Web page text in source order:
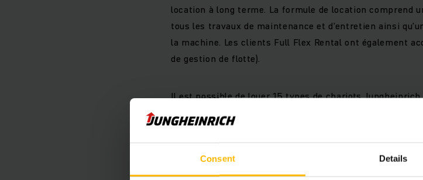
Consent Details
location à long terme. La formule de location comprend
tous les travaux de maintenance et d’entretien ainsi
la machine. Les clients Full Flex Rental ont également
de gestion de flotte).
Il est possible de louer 15 types de chariots
batteries plomb-acide traditionnelles. Presque tous les
être couverts de manière flexible par Jungheinrich Full